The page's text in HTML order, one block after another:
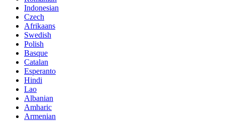
Indonesian
Czech
Afrikaans
Swedish
Polish
Basque
Catalan
Esperanto
Hindi
Lao
Albanian
Amharic
Armenian